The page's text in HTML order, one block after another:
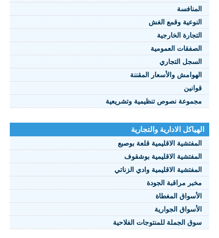
المنافسة
النوعية وقمع الغش
التجارة الخارجية
الصفقات العمومية
السجل التجاري
الهوامش والأسعار المقننة
قوانين
مجموعة نصوص تنظيمية وتشريعية
الهياكل الادارية والتجارية
المفتشية الاقليمية قلعة بوصبع
المفتشية الاقليمية بوشقوف
المفتشية الاقليمية وادي الزناتي
مخبر مراقبة الجودة
الأسواق المغطاة
الأسواق الجوارية
سوق الجملة للمنتوجات الفلاحية